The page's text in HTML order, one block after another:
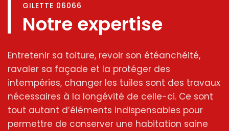
GILETTE 06066
Notre expertise
Entretenir sa toiture, revoir son étéanchéité,
ravaler sa façade et la protéger des
intempéries, changer les tuiles sont des travaux
nécessaires à la longévité de celle-ci. Ce sont
tout autant d’éléments indispensables pour
permettre de conserver une habitation saine